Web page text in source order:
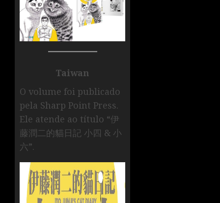
Taiwan
O volume foi publicado
pela Sharp Point Press.
Ele atende ao título “伊
藤潤二的貓日記 小四 & 小
六”.